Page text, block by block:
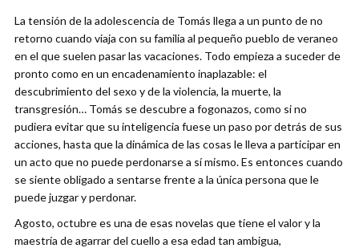
La tensión de la adolescencia de Tomás llega a un punto de no
retorno cuando viaja con su familia al pequeño pueblo de veraneo
en el que suelen pasar las vacaciones. Todo empieza a suceder de
pronto como en un encadenamiento inaplazable: el
descubrimiento del sexo y de la violencia, la muerte, la
transgresión… Tomás se descubre a fogonazos, como si no
pudiera evitar que su inteligencia fuese un paso por detrás de sus
acciones, hasta que la dinámica de las cosas le lleva a participar en
un acto que no puede perdonarse a sí mismo. Es entonces cuando
se siente obligado a sentarse frente a la única persona que le
puede juzgar y perdonar.
Agosto, octubre es una de esas novelas que tiene el valor y la
maestría de agarrar del cuello a esa edad tan ambigua,